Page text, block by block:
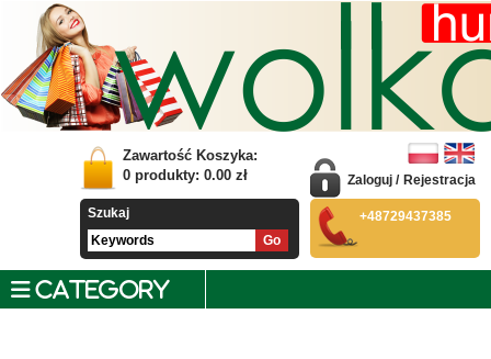
Zawartość Koszyka:
0 produkty: 0.00 zł
Szukaj
Zaloguj / Rejestracja
+48729437385
CATEGORY